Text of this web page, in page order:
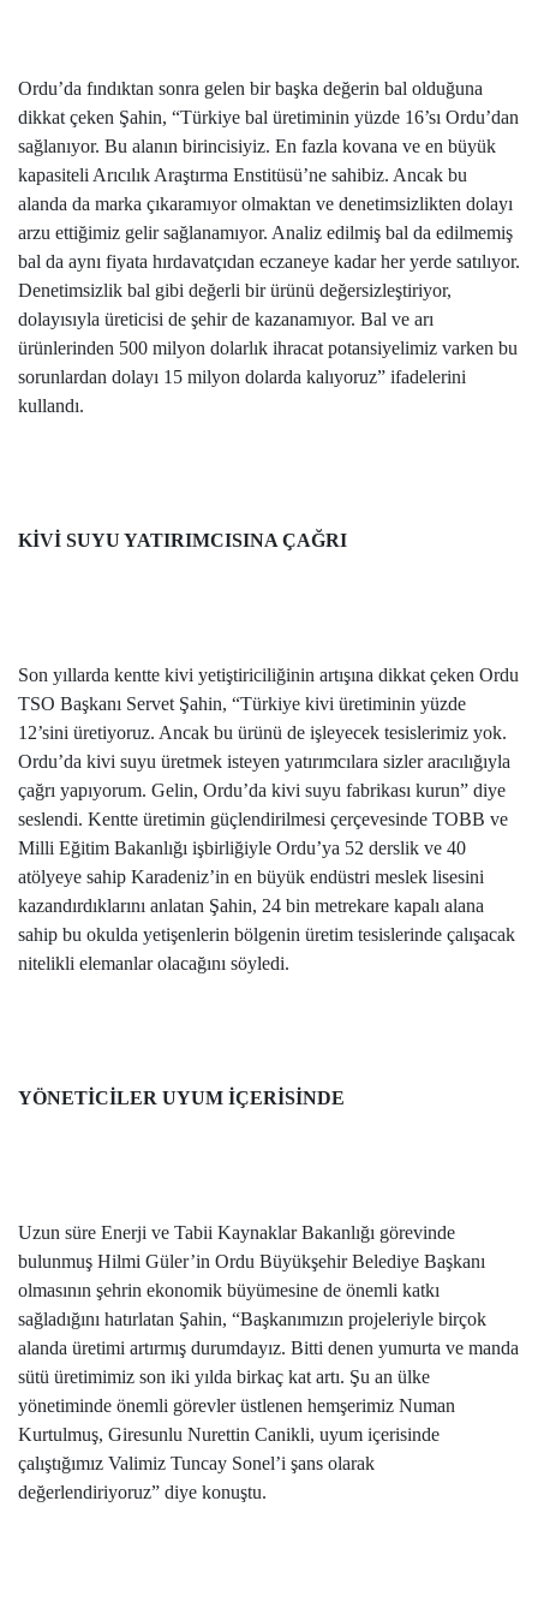
Ordu’da fındıktan sonra gelen bir başka değerin bal olduğuna
dikkat çeken Şahin, “Türkiye bal üretiminin yüzde 16’sı Ordu’dan
sağlanıyor. Bu alanın birincisiyiz. En fazla kovana ve en büyük
kapasiteli Arıcılık Araştırma Enstitüsü’ne sahibiz. Ancak bu
alanda da marka çıkaramıyor olmaktan ve denetimsizlikten dolayı
arzu ettiğimiz gelir sağlanamıyor. Analiz edilmiş bal da edilmemiş
bal da aynı fiyata hırdavatçıdan eczaneye kadar her yerde satılıyor.
Denetimsizlik bal gibi değerli bir ürünü değersizleştiriyor,
dolayısıyla üreticisi de şehir de kazanamıyor. Bal ve arı
ürünlerinden 500 milyon dolarlık ihracat potansiyelimiz varken bu
sorunlardan dolayı 15 milyon dolarda kalıyoruz” ifadelerini
kullandı.
KİVİ SUYU YATIRIMCISINA ÇAĞRI
Son yıllarda kentte kivi yetiştiriciliğinin artışına dikkat çeken Ordu
TSO Başkanı Servet Şahin, “Türkiye kivi üretiminin yüzde
12’sini üretiyoruz. Ancak bu ürünü de işleyecek tesislerimiz yok.
Ordu’da kivi suyu üretmek isteyen yatırımcılara sizler aracılığıyla
çağrı yapıyorum. Gelin, Ordu’da kivi suyu fabrikası kurun” diye
seslendi. Kentte üretimin güçlendirilmesi çerçevesinde TOBB ve
Milli Eğitim Bakanlığı işbirliğiyle Ordu’ya 52 derslik ve 40
atölyeye sahip Karadeniz’in en büyük endüstri meslek lisesini
kazandırdıklarını anlatan Şahin, 24 bin metrekare kapalı alana
sahip bu okulda yetişenlerin bölgenin üretim tesislerinde çalışacak
nitelikli elemanlar olacağını söyledi.
YÖNETİCİLER UYUM İÇERİSİNDE
Uzun süre Enerji ve Tabii Kaynaklar Bakanlığı görevinde
bulunmuş Hilmi Güler’in Ordu Büyükşehir Belediye Başkanı
olmasının şehrin ekonomik büyümesine de önemli katkı
sağladığını hatırlatan Şahin, “Başkanımızın projeleriyle birçok
alanda üretimi artırmış durumdayız. Bitti denen yumurta ve manda
sütü üretimimiz son iki yılda birkaç kat artı. Şu an ülke
yönetiminde önemli görevler üstlenen hemşerimiz Numan
Kurtulmuş, Giresunlu Nurettin Canikli, uyum içerisinde
çalıştığımız Valimiz Tuncay Sonel’i şans olarak
değerlendiriyoruz” diye konuştu.